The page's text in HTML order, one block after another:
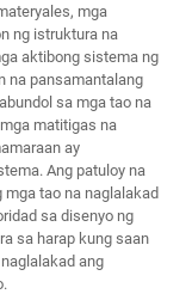
mga
ng istruktura na
aktibong sistema ng
na pansamantalang
sa mga tao na
matitigas na
ay
Ang patuloy na
tao na naglalakad
sa disenyo ng
sa harap kung saan
ang